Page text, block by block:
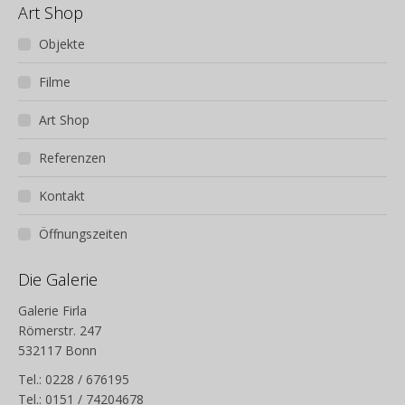
Art Shop
Objekte
Filme
Art Shop
Referenzen
Kontakt
Öffnungszeiten
Die Galerie
Galerie Firla
Römerstr. 247
532117 Bonn
Tel.: 0228 / 676195
Tel.: 0151 / 74204678